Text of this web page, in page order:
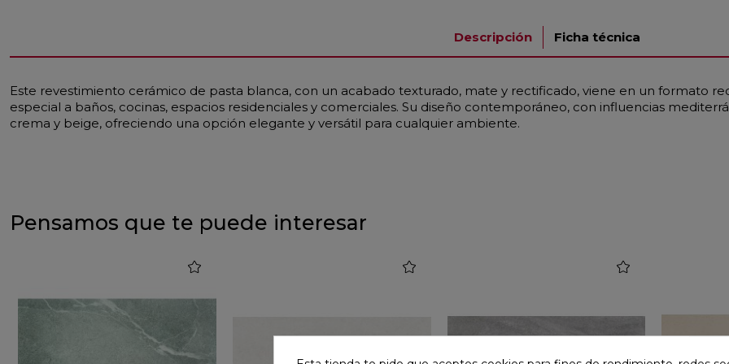
Descripción Ficha técnica
Este revestimiento cerámico de pasta blanca, con un acabado texturado, mate y rectificado, viene en un formato
especial a baños, cocinas, espacios residenciales y comerciales. Su diseño contemporáneo, con influencias
crema y beige, ofreciendo una opción elegante y versátil para cualquier ambiente.
Pensamos que te puede interesar
favorite favorite